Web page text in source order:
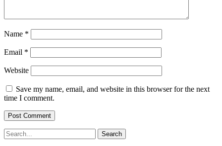
Name *
Email *
Website
Save my name, email, and website in this browser for the next
time I comment.
Search
for: